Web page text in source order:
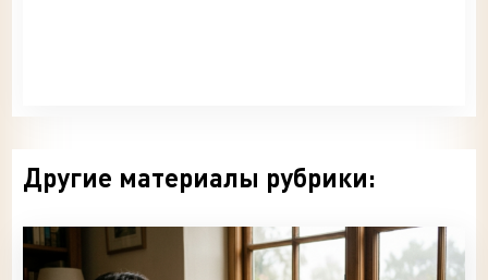
Другие материалы рубрики: